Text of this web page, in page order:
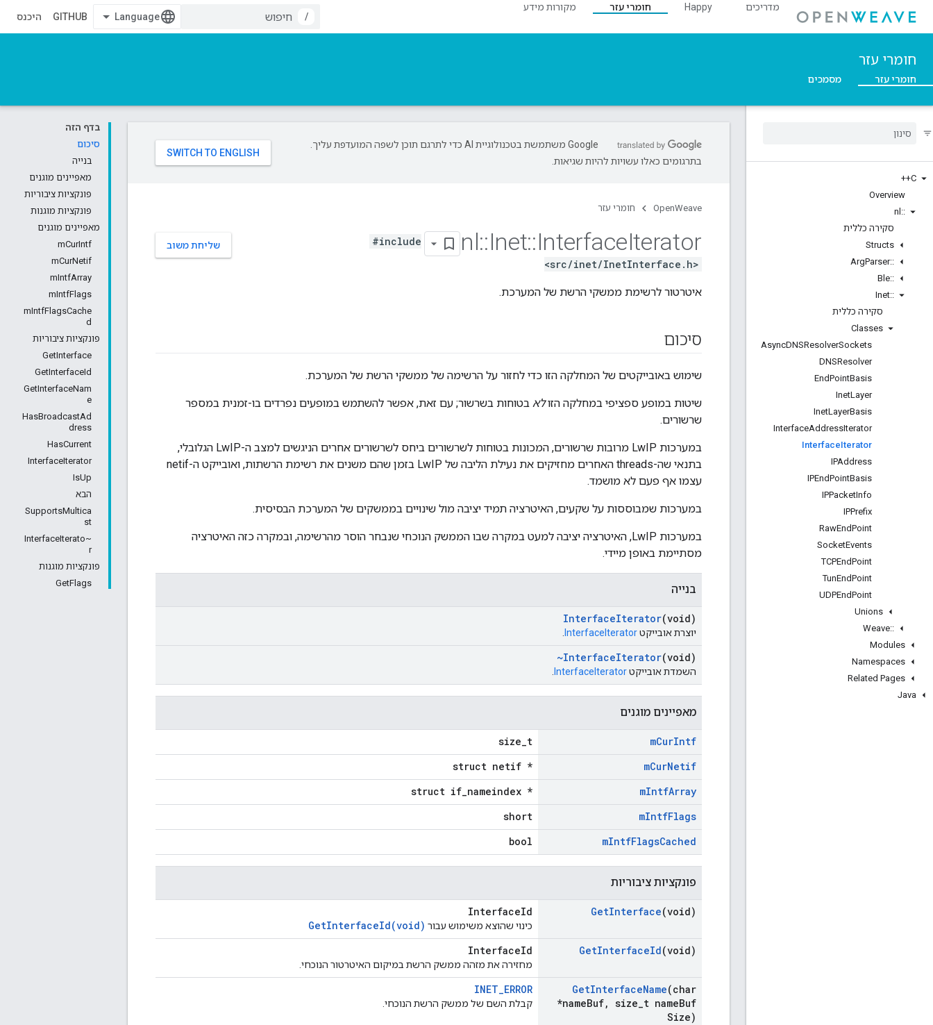
מדריכים Happy חומרי עזר
מקורות מידע
/
GITHUB היכנס
חומרי עזר
חומרי עזר מסמכים
C++
Overview
::
nl
סקירה כללית
Structs
::
ArgParser
::
Ble
::
Inet
סקירה כללית
Classes
AsyncDNSResolverSockets
DNSResolver
EndPointBasis
InetLayer
InetLayerBasis
InterfaceAddressIterator
InterfaceIterator
IPAddress
IPEndPointBasis
IPPacketInfo
IPPrefix
RawEndPoint
SocketEvents
TCPEndPoint
TunEndPoint
UDPEndPoint
Unions
::
Weave
Modules
Namespaces
Related Pages
Java
בדף הזה
סיכום
בנייה
מאפיינים מוגנים
פונקציות ציבוריות
פונקציות מוגנות
מאפיינים מוגנים
mCurIntf
mCurNetif
mIntfArray
mIntfFlags
mIntfFlagsCache
d
פונקציות ציבוריות
GetInterface
GetInterfaceId
GetInterfaceNam
e
HasBroadcastAd
dress
HasCurrent
InterfaceIterator
IsUp
הבא
SupportsMultica
st
~InterfaceIterato
r
פונקציות מוגנות
GetFlags
‫Google משתמשת בטכנולוגיית AI כדי לתרגם תוכן לשפה המועדפת עליך.
בתרגומים כאלו עשויות להיות שגיאות.
OpenWeave חומרי עזר
שליחת משוב nl::Inet::InterfaceIterator
#include
<src/inet/InetInterface.h>
איטרטור לרשימת ממשקי הרשת של המערכת.
סיכום
שימוש באובייקטים של המחלקה הזו כדי לחזור על הרשימה של ממשקי הרשת של המערכת.
שיטות במופע ספציפי במחלקה הזולא בטוחות בשרשור; עם זאת, אפשר להשתמש במופעים נפרדים בו-זמנית במספר
שרשורים.
במערכות LwIP מרובות שרשורים, המכונות בטוחות לשרשורים ביחס לשרשורים אחרים הניגשים למצב ה-LwIP הגלובלי,
בתנאי שה-threads האחרים מחזיקים את נעילת הליבה של LwIP בזמן שהם משנים את רשימת הרשתות, ואובייקט ה-netif
עצמו אף פעם לא מושמד.
במערכות שמבוססות על שקעים, האיטרציה תמיד יציבה מול שינויים בממשקים של המערכת הבסיסית.
במערכות LwIP, האיטרציה יציבה למעט במקרה שבו הממשק הנוכחי שנבחר הוסר מהרשימה, ובמקרה כזה האיטרציה
מסתיימת באופן מיידי.
בנייה
InterfaceIterator(void)
יוצרת אובייקטInterfaceIterator
~InterfaceIterator(void)
השמדת אובייקטInterfaceIterator
מאפיינים מוגנים
mCurIntf
size_t
mCurNetif
struct netif *
mIntfArray
struct if_nameindex *
mIntfFlags
short
mIntfFlagsCached
bool
פונקציות ציבוריות
GetInterface(void)
InterfaceId
כינוי שהוצא משימוש עבור GetInterfaceId(void)
GetInterfaceId(void)
InterfaceId
מחזירה את מזהה ממשק הרשת במיקום האיטרטור הנוכחי.
GetInterfaceName(char
*nameBuf, size t nameBuf
Size)
INET_ERROR
קבלת השם של ממשק הרשת הנוכחי.